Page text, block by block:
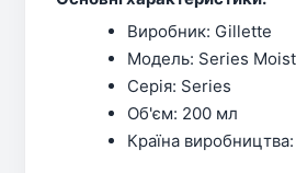
Виробник: Gillette
Модель: Series
Серія: Series
Об'єм: 200 мл
Країна